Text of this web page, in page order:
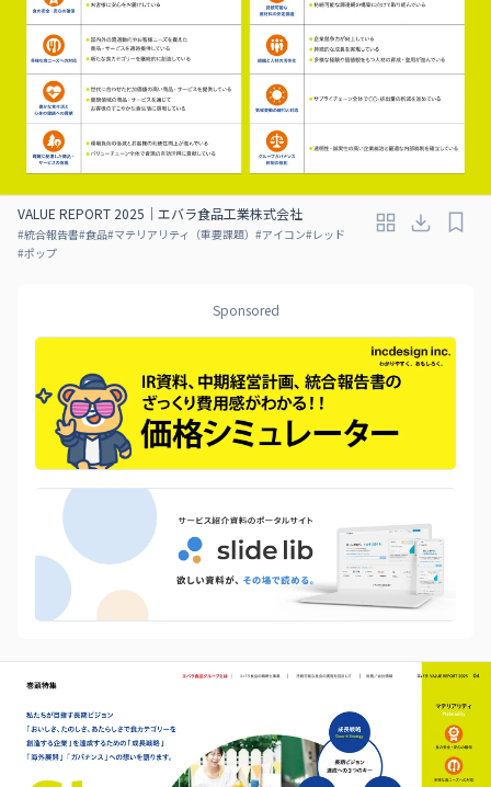
VALUE REPORT 2025｜エバラ食品工業株式会社
#統合報告書#食品#マテリアリティ（重要課題） #アイコン#レッド
#ポップ
Sponsored